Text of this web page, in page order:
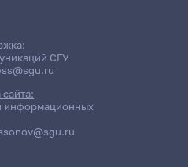
СГУ
информационных